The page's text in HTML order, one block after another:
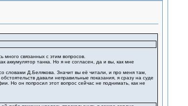
связанных с этим вопросов.
аккумулятор танка. Но я не согласен, да и вы, как мне
словами Д.Белякова. Значит вы её читали, и про меня там,
давали неправильные показания, я сразу на суде
Но он попросил этот вопрос сейчас не поднимать, как не